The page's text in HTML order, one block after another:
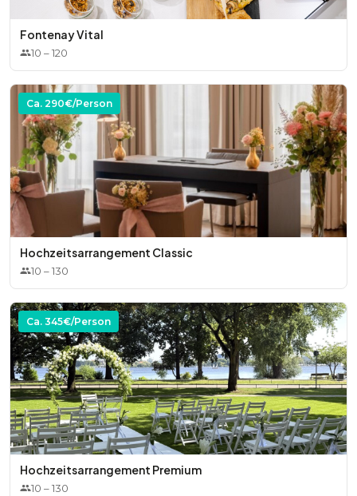
Fontenay Vital
10 –120
Ca. 290€/Person
Hochzeitsarrangement Classic
10 –130
Ca. 345€/Person
Hochzeitsarrangement Premium
10 –130